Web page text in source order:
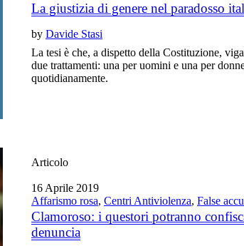
La giustizia di genere nel paradosso
byDavide Stasi
La tesi è che, a dispetto della Costituzione,
due trattamenti: una per uomini e una per
quotidianamente.
Articolo
16 Aprile 2019
Affarismo rosa,Centri Antiviolenza,False
Clamoroso: i questori potranno
denuncia